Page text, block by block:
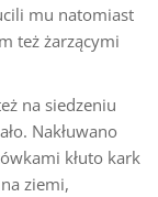
mu natomiast
też żarzącymi
na siedzeniu
Nakłuwano
kłuto kark
ziemi,